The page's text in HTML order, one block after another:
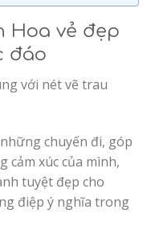
Hoa vẻ đẹp
đáo
với nét vẽ trau
chuyến đi, góp
xúc của mình,
tuyệt đẹp cho
điệp ý nghĩa trong